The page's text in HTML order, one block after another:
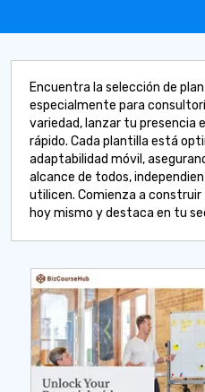
Encuentra la selección de
especialmente para
variedad, lanzar tu presencia
rápido. Cada plantilla está
adaptabilidad móvil,
alcance de todos,
utilicen. Comienza a
hoy mismo y destaca en tu